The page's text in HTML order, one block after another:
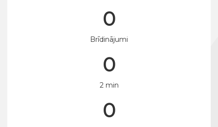
0
Brīdinājumi
0
2 min
0